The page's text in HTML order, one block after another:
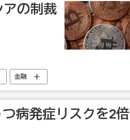
の制裁
金融
病発症リスクを2倍